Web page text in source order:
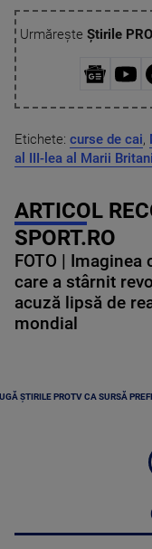
Urmărește Știrile
Etichete: curse de cai,
al III-lea al Marii
ARTICOL
SPORT.RO
FOTO |
care a stârnit
acuză lipsă de
mondial
ȘTIRILE PROTV CA SURSĂ